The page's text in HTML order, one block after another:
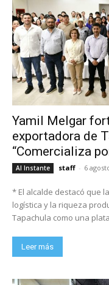
Yamil Melgar
exportadora de
“Comercializa
Al Instante staff - 6
* El alcalde destacó que
logística y la riqueza
Tapachula como una
Leer más